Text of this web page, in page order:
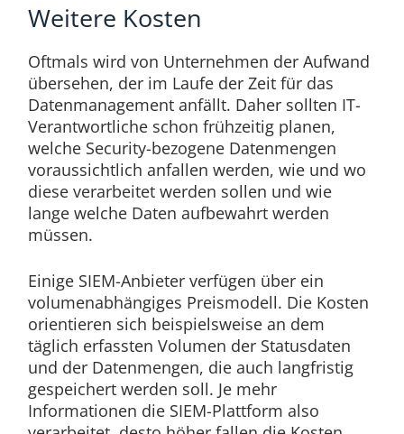
Weitere Kosten
Oftmals wird von Unternehmen der Aufwand
übersehen, der im Laufe der Zeit für das
Datenmanagement anfällt. Daher sollten IT-
Verantwortliche schon frühzeitig planen,
welche Security-bezogene Datenmengen
voraussichtlich anfallen werden, wie und wo
diese verarbeitet werden sollen und wie
lange welche Daten aufbewahrt werden
müssen.
Einige SIEM-Anbieter verfügen über ein
volumenabhängiges Preismodell. Die Kosten
orientieren sich beispielsweise an dem
täglich erfassten Volumen der Statusdaten
und der Datenmengen, die auch langfristig
gespeichert werden soll. Je mehr
Informationen die SIEM-Plattform also